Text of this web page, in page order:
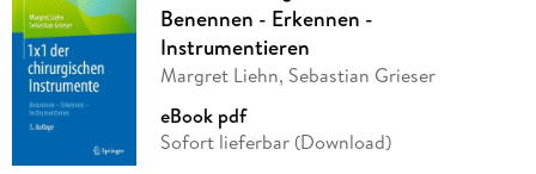
Benennen - Erkennen -
Instrumentieren
Margret Liehn, Sebastian Grieser
eBook pdf
Sofort lieferbar (Download)